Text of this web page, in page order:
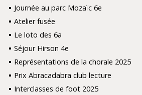
Journée au parc Mozaïc 6e
Atelier fusée
Le loto des 6a
Séjour Hirson 4e
Représentations de la chorale 2025
Prix Abracadabra club lecture
Interclasses de foot 2025